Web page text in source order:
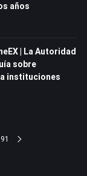
años
| La Autoridad
sobre
instituciones